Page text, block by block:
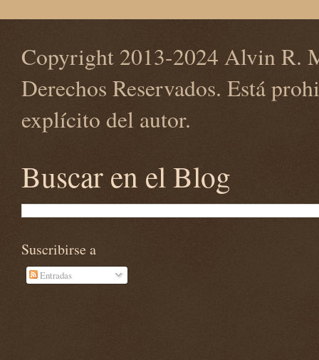
Copyright 2013-2024 Alvin R.
Derechos Reservados. Está
explícito del autor.
Buscar en el Blog
Suscribirse a
Entradas